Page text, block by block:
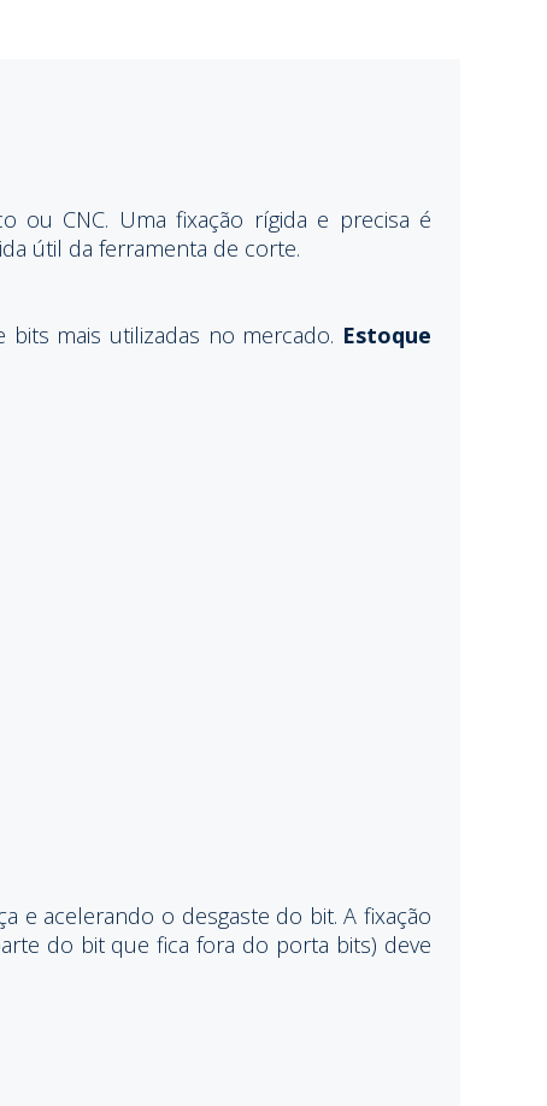
CNC. Uma fixação rígida e precisa é
útil da ferramenta de corte.
mais utilizadas no mercado. Estoque
e acelerando o desgaste do bit. A fixação
do bit que fica fora do porta bits) deve